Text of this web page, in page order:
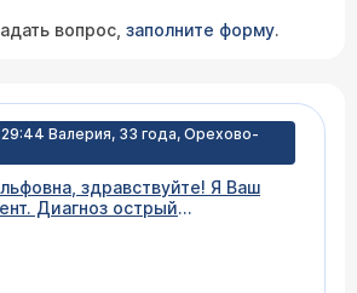
вопрос, заполните форму.
Валерия, 33 года, Орехово-
здравствуйте! Я Ваш
Диагноз острый
что нужно учесть?